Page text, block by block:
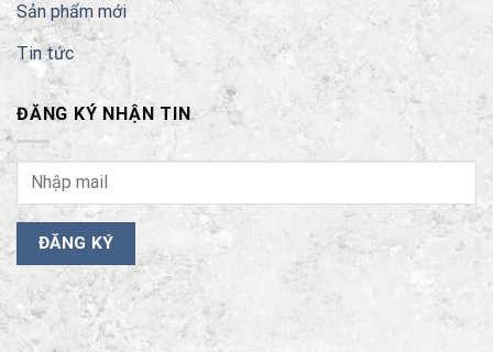
Sản phẩm mới
Tin tức
ĐĂNG KÝ NHẬN TIN